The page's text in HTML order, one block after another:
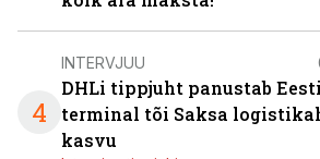
4
INTERVJUU
DHLi tippjuht panustab
terminal tõi Saksa
kasvu